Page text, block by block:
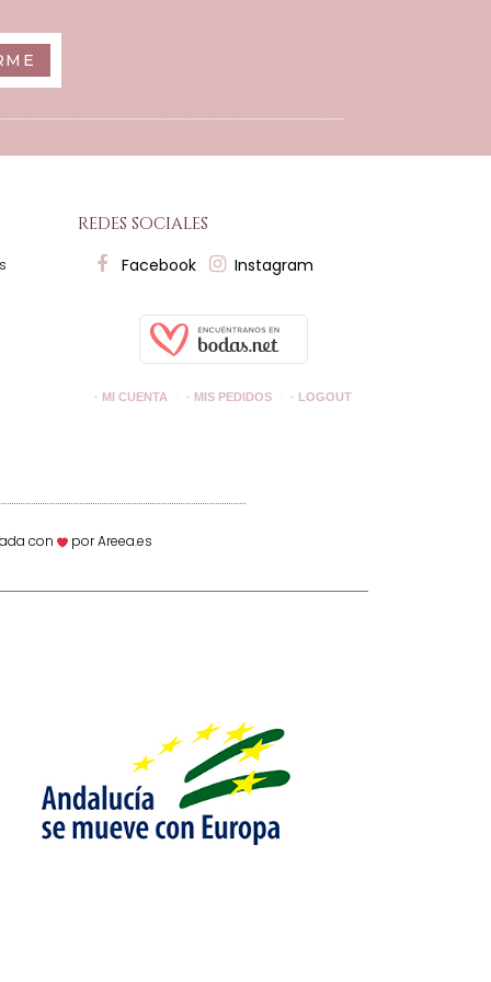
redes sociales
Facebook Instagram
· MI CUENTA · MIS PEDIDOS · LOGOUT
con por Areea.es